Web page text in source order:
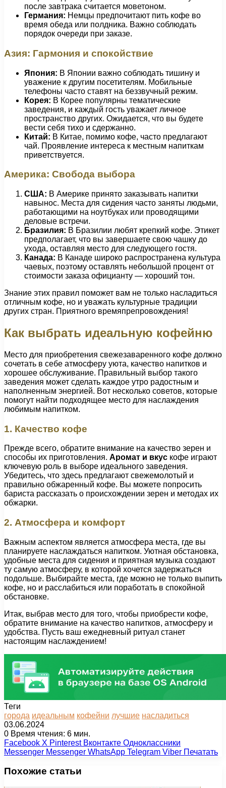
после завтрака считается моветоном.
Германия: Немцы предпочитают пить кофе во
время обеда или полдника. Важно соблюдать
порядок очереди при заказе.
Азия: Гармония и спокойствие
Япония: В Японии важно соблюдать тишину и
уважение к другим посетителям. Мобильные
телефоны часто ставят на беззвучный режим.
Корея: В Корее популярны тематические
заведения, и каждый гость уважает личное
пространство других. Ожидается, что вы будете
вести себя тихо и сдержанно.
Китай: В Китае, помимо кофе, часто предлагают
чай. Проявление интереса к местным напиткам
приветствуется.
Америка: Свобода выбора
США: В Америке принято заказывать напитки
навынос. Места для сидения часто заняты людьми,
работающими на ноутбуках или проводящими
деловые встречи.
Бразилия: В Бразилии любят крепкий кофе. Этикет
предполагает, что вы завершаете свою чашку до
ухода, оставляя место для следующего гостя.
Канада: В Канаде широко распространена культура
чаевых, поэтому оставлять небольшой процент от
стоимости заказа официанту — хороший тон.
Знание этих правил поможет вам не только насладиться
отличным кофе, но и уважать культурные традиции
других стран. Приятного времяпрепровождения!
Как выбрать идеальную кофейню
Место для приобретения свежезаваренного кофе должно
сочетать в себе атмосферу уюта, качество напитков и
хорошее обслуживание. Правильный выбор такого
заведения может сделать каждое утро радостным и
наполненным энергией. Вот несколько советов, которые
помогут найти подходящее место для наслаждения
любимым напитком.
1. Качество кофе
Прежде всего, обратите внимание на качество зерен и
способы их приготовления. Аромат и вкус кофе играют
ключевую роль в выборе идеального заведения.
Убедитесь, что здесь предлагают свежемолотый и
правильно обжаренный кофе. Вы можете попросить
бариста рассказать о происхождении зерен и методах их
обжарки.
2. Атмосфера и комфорт
Важным аспектом является атмосфера места, где вы
планируете наслаждаться напитком. Уютная обстановка,
удобные места для сидения и приятная музыка создают
ту самую атмосферу, в которой хочется задержаться
подольше. Выбирайте места, где можно не только выпить
кофе, но и расслабиться или поработать в спокойной
обстановке.
Итак, выбрав место для того, чтобы приобрести кофе,
обратите внимание на качество напитков, атмосферу и
удобства. Пусть ваш ежедневный ритуал станет
настоящим наслаждением!
Теги
города идеальным кофейни лучшие насладиться
03.06.2024
0 Время чтения: 6 мин.
Facebook X Pinterest Вконтакте Одноклассники
Messenger Messenger WhatsApp Telegram Viber Печатать
Похожие статьи